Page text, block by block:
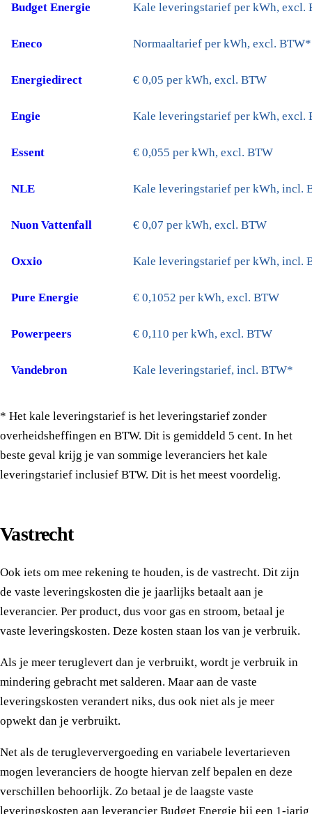
Budget Energie Kale leveringstarief per kWh, excl.
Eneco Normaaltarief per kWh, excl. BTW*
Energiedirect € 0,05 per kWh, excl. BTW
Engie Kale leveringstarief per kWh, excl.
Essent € 0,055 per kWh, excl. BTW
NLE Kale leveringstarief per kWh, incl.
Nuon Vattenfall € 0,07 per kWh, excl. BTW
Oxxio Kale leveringstarief per kWh, incl.
Pure Energie € 0,1052 per kWh, excl. BTW
Powerpeers € 0,110 per kWh, excl. BTW
Vandebron Kale leveringstarief, incl. BTW*
* Het kale leveringstarief is het leveringstarief zonder
overheidsheffingen en BTW. Dit is gemiddeld 5 cent. In het
beste geval krijg je van sommige leveranciers het kale
leveringstarief inclusief BTW. Dit is het meest voordelig.
Vastrecht
Ook iets om mee rekening te houden, is de vastrecht. Dit zijn
de vaste leveringskosten die je jaarlijks betaalt aan je
leverancier. Per product, dus voor gas en stroom, betaal je
vaste leveringskosten. Deze kosten staan los van je verbruik.
Als je meer teruglevert dan je verbruikt, wordt je verbruik in
mindering gebracht met salderen. Maar aan de vaste
leveringskosten verandert niks, dus ook niet als je meer
opwekt dan je verbruikt.
Net als de terugleververgoeding en variabele levertarieven
mogen leveranciers de hoogte hiervan zelf bepalen en deze
verschillen behoorlijk. Zo betaal je de laagste vaste
leveringskosten aan leverancier Budget Energie bij een 1-jarig